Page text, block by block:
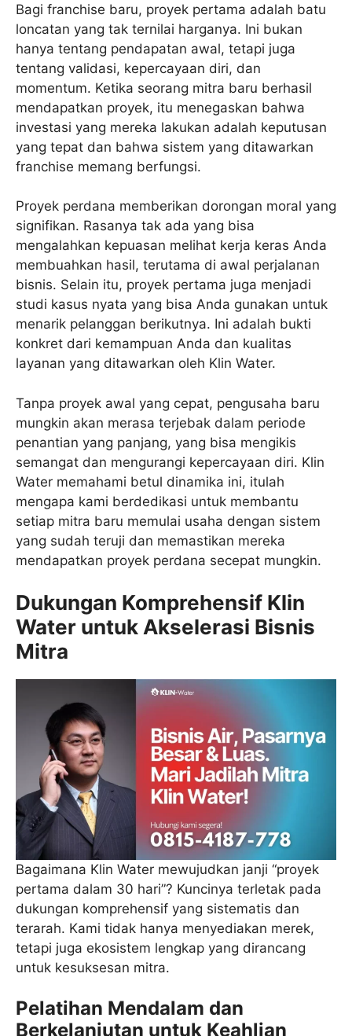
Bagi franchise baru, proyek pertama adalah batu
loncatan yang tak ternilai harganya. Ini bukan
hanya tentang pendapatan awal, tetapi juga
tentang validasi, kepercayaan diri, dan
momentum. Ketika seorang mitra baru berhasil
mendapatkan proyek, itu menegaskan bahwa
investasi yang mereka lakukan adalah keputusan
yang tepat dan bahwa sistem yang ditawarkan
franchise memang berfungsi.
Proyek perdana memberikan dorongan moral yang
signifikan. Rasanya tak ada yang bisa
mengalahkan kepuasan melihat kerja keras Anda
membuahkan hasil, terutama di awal perjalanan
bisnis. Selain itu, proyek pertama juga menjadi
studi kasus nyata yang bisa Anda gunakan untuk
menarik pelanggan berikutnya. Ini adalah bukti
konkret dari kemampuan Anda dan kualitas
layanan yang ditawarkan oleh Klin Water.
Tanpa proyek awal yang cepat, pengusaha baru
mungkin akan merasa terjebak dalam periode
penantian yang panjang, yang bisa mengikis
semangat dan mengurangi kepercayaan diri. Klin
Water memahami betul dinamika ini, itulah
mengapa kami berdedikasi untuk membantu
setiap mitra baru memulai usaha dengan sistem
yang sudah teruji dan memastikan mereka
mendapatkan proyek perdana secepat mungkin.
Dukungan Komprehensif Klin
Water untuk Akselerasi Bisnis
Mitra
Bagaimana Klin Water mewujudkan janji “proyek
pertama dalam 30 hari”? Kuncinya terletak pada
dukungan komprehensif yang sistematis dan
terarah. Kami tidak hanya menyediakan merek,
tetapi juga ekosistem lengkap yang dirancang
untuk kesuksesan mitra.
Pelatihan Mendalam dan
Berkelanjutan untuk Keahlian